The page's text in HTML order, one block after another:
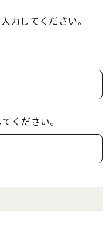
力してください。
ください。